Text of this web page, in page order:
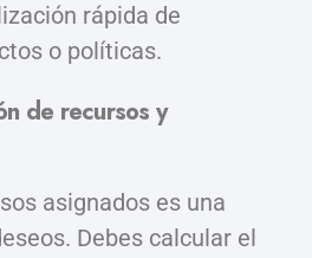
rápida de
o políticas.
de recursos y
asignados es una
Debes calcular el